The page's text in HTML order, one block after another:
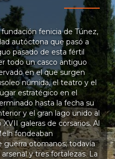
fenicia de Túnez,
autóctona que pasó a
pasado de esta fértil
todo un casco antiguo
en el que surgen
númida, el teatro y el
estratégico en el
hasta la fecha su
y el gran lago unido al
galeras de corsarios. Al
fondeaban
guerra otomanos; todavía
y tres fortalezas. La